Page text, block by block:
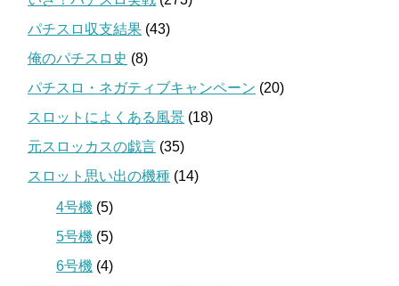
パチスロ収支結果 (43)
俺のパチスロ史 (8)
パチスロ・ネガティブキャンペーン (20)
スロットによくある風景 (18)
元スロッカスの戯言 (35)
スロット思い出の機種 (14)
4号機 (5)
5号機 (5)
6号機 (4)